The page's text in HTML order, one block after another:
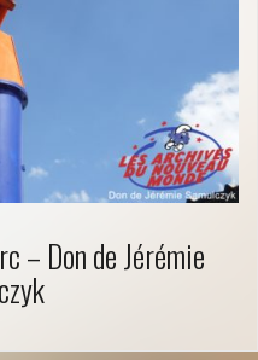
– Don de Jérémie